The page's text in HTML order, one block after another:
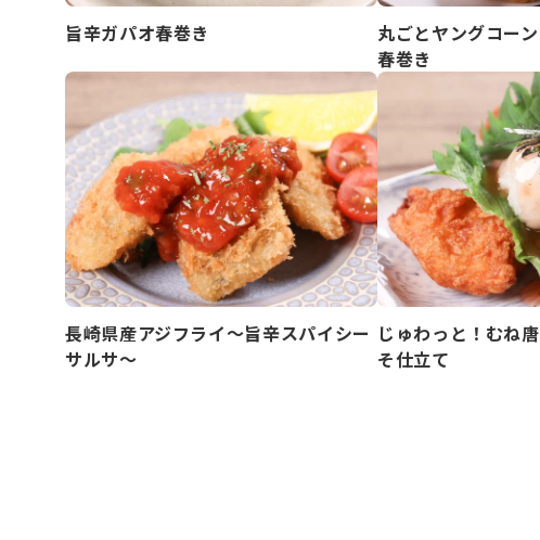
旨辛ガパオ春巻き
丸ごとヤングコー
春巻き
長崎県産アジフライ～旨辛スパイシー
サルサ～
じゅわっと！むね
そ仕立て